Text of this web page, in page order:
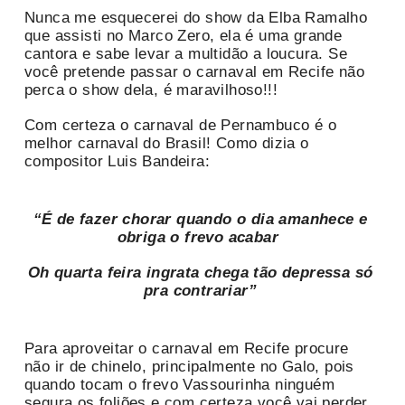
Nunca me esquecerei do show da Elba Ramalho
que assisti no Marco Zero, ela é uma grande
cantora e sabe levar a multidão a loucura. Se
você pretende passar o carnaval em Recife não
perca o show dela, é maravilhoso!!!
Com certeza o carnaval de Pernambuco é o
melhor carnaval do Brasil! Como dizia o
compositor Luis Bandeira:
“É de fazer chorar quando o dia amanhece e
obriga o frevo acabar
Oh quarta feira ingrata chega tão depressa só
pra contrariar”
Para aproveitar o carnaval em Recife procure
não ir de chinelo, principalmente no Galo, pois
quando tocam o frevo Vassourinha ninguém